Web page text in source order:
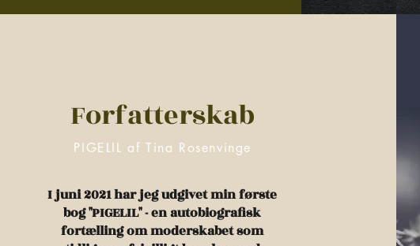
Forfatterskab
PIGELIL af Tina Rosenvinge
I juni 2021 har jeg udgivet min første
bog "PIGELIL" - en autobiografisk
fortælling om moderskabet som